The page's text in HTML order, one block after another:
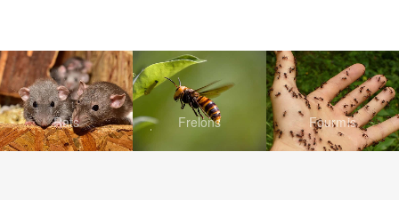
Rats Frelons Fourmis